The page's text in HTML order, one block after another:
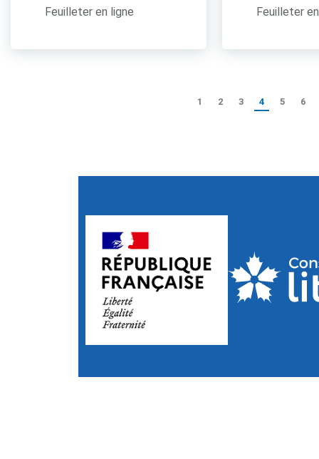
Feuilleter en ligne Feuilleter
1 2 3 4 5 6